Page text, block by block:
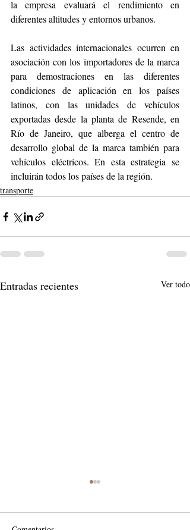
la empresa evaluará el rendimiento en
diferentes altitudes y entornos urbanos.
Las actividades internacionales ocurren en
asociación con los importadores de la marca
para demostraciones en las diferentes
condiciones de aplicación en los países
latinos, con las unidades de vehículos
exportadas desde la planta de Resende, en
Río de Janeiro, que alberga el centro de
desarrollo global de la marca también para
vehículos eléctricos. En esta estrategia se
incluirán todos los países de la región.
transporte
Entradas recientes Ver todo